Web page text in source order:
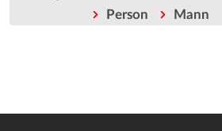
Person Mann